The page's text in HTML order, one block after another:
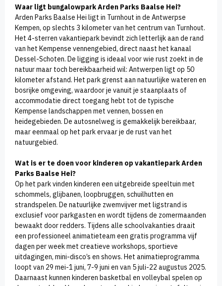
Waar ligt bungalowpark Arden Parks Baalse Hei?
Arden Parks Baalse Hei ligt in Turnhout in de Antwerpse
Kempen, op slechts 3 kilometer van het centrum van Turnhout.
Het 4-sterren vakantiepark bevindt zich letterlijk aan de rand
van het Kempense vennengebied, direct naast het kanaal
Dessel-Schoten. De ligging is ideaal voor wie rust zoekt in de
natuur maar toch bereikbaarheid wil: Antwerpen ligt op 50
kilometer afstand. Het park grenst aan natuurlijke wateren en
bosrijke omgeving, waardoor je vanuit je staanplaats of
accommodatie direct toegang hebt tot de typische
Kempense landschappen met vennen, bossen en
heidegebieden. De autosnelweg is gemakkelijk bereikbaar,
maar eenmaal op het park ervaar je de rust van het
natuurgebied.
Wat is er te doen voor kinderen op vakantiepark Arden
Parks Baalse Hei?
Op het park vinden kinderen een uitgebreide speeltuin met
schommels, glijbanen, loopbruggen, schuilhutten en
strandspelen. De natuurlijke zwemvijver met ligstrand is
exclusief voor parkgasten en wordt tijdens de zomermaanden
bewaakt door redders. Tijdens alle schoolvakanties draait
een professioneel animatieteam een gratis programma vijf
dagen per week met creatieve workshops, sportieve
uitdagingen, mini-disco’s en shows. Het animatieprogramma
loopt van 29 mei-1 juni, 7-9 juni en van 5 juli-22 augustus 2025.
Daarnaast kunnen kinderen basketbal en volleybal spelen op